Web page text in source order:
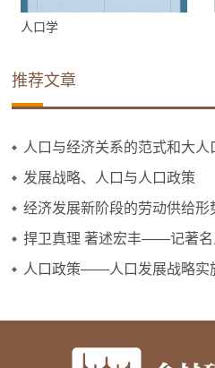
人口学
推荐文章
人口与经济关系的范式和大人
发展战略、人口与人口政策
经济发展新阶段的劳动供给形
捍卫真理 著述宏丰——记著名
人口政策——人口发展战略实